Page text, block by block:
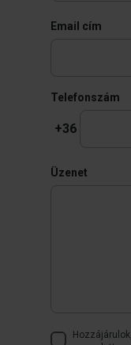
Email cím
Telefonszám
+36
Üzenet